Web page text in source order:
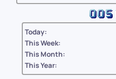
Today:
This Week:
This Month:
This Year: